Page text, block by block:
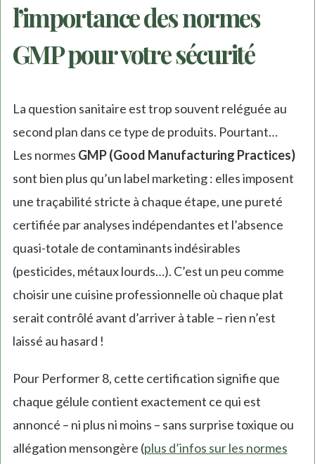
l’importance des normes
GMP pour votre sécurité
La question sanitaire est trop souvent reléguée au
second plan dans ce type de produits. Pourtant…
Les normes GMP (Good Manufacturing Practices)
sont bien plus qu’un label marketing : elles imposent
une traçabilité stricte à chaque étape, une pureté
certifiée par analyses indépendantes et l’absence
quasi-totale de contaminants indésirables
(pesticides, métaux lourds…). C’est un peu comme
choisir une cuisine professionnelle où chaque plat
serait contrôlé avant d’arriver à table – rien n’est
laissé au hasard !
Pour Performer 8, cette certification signifie que
chaque gélule contient exactement ce qui est
annoncé – ni plus ni moins – sans surprise toxique ou
allégation mensongère (plus d’infos sur les normes